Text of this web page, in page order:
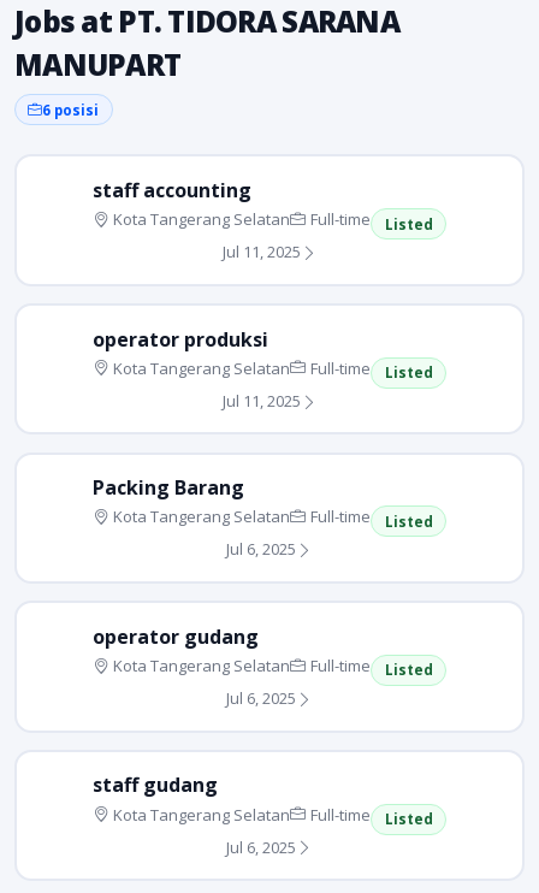
Jobs at PT. TIDORA SARANA
MANUPART
6 posisi
staff accounting
Kota Tangerang Selatan Full-time Listed
Jul 11, 2025
operator produksi
Kota Tangerang Selatan Full-time Listed
Jul 11, 2025
Packing Barang
Kota Tangerang Selatan Full-time Listed
Jul 6, 2025
operator gudang
Kota Tangerang Selatan Full-time Listed
Jul 6, 2025
staff gudang
Kota Tangerang Selatan Full-time Listed
Jul 6, 2025